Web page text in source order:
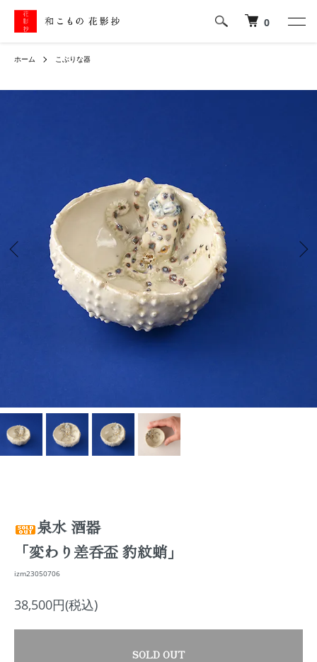
0
ホーム こぶりな器
泉水 酒器
「変わり差呑盃 豹紋蛸」
izm23050706
38,500円(税込)
SOLD OUT